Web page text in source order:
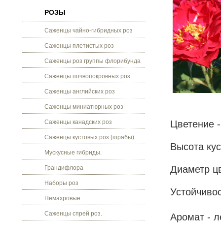
РОЗЫ
Саженцы чайно-гибридных роз
Саженцы плетистых роз
Саженцы роз группы флорибунда
Саженцы почвопокровных роз
Саженцы английских роз
Саженцы миниатюрных роз
Саженцы канадских роз
Саженцы кустовых роз (шрабы)
Мускусные гибриды.
Грандифлора
Наборы роз
Немахровые
Саженцы спрей роз.
Цветение
Высота
Диаметр
Аромат -